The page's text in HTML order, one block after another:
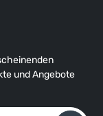
und Angebote